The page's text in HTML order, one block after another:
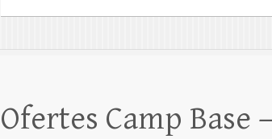
Ofertes Camp Base